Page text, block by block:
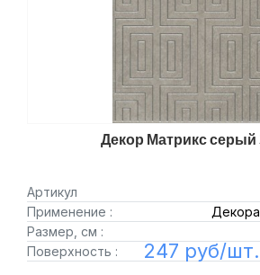
Декор Матрикс серый
Артикул
Применение :
Размер, см :
Поверхность :
247 руб/шт.